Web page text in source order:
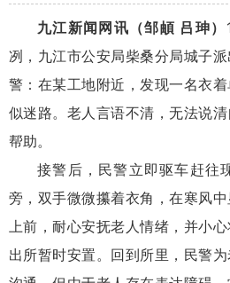
九江新闻网讯（邹頔 吕珅）
冽，九江市公安局柴桑分局城子
警：在某工地附近，发现一名衣
似迷路。老人言语不清，无法说
帮助。
接警后，民警立即驱车赶往
旁，双手微微攥着衣角，在寒风
上前，耐心安抚老人情绪，并小
出所暂时安置。回到所里，民警